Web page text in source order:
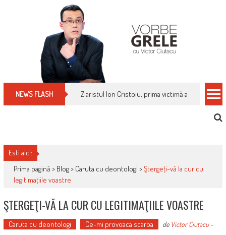
NEWS FLASH Cum îți schimbi, rapid, gratuit și eficient,
Esti aici:
Prima pagină > Blog> Caruta cu deontologi >Ştergeţi-vă la cur cu
legitimaţiile voastre
ŞTERGEŢI-VĂ LA CUR CU LEGITIMAŢIILE VOASTRE
Caruta cu deontologi Ce-mi provoaca scarba de Victor Ciutacu-